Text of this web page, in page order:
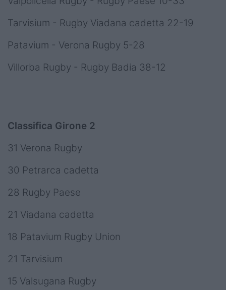
Tarvisium - Rugby Viadana cadetta 22-19
Patavium - Verona Rugby 5-28
Villorba Rugby - Rugby Badia 38-12
Classifica Girone 2
31 Verona Rugby
30 Petrarca cadetta
28 Rugby Paese
21 Viadana cadetta
18 Patavium Rugby Union
21 Tarvisium
15 Valsugana Rugby